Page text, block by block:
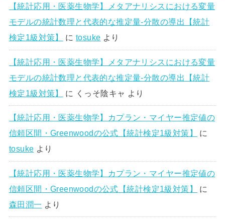
【統計応用・医薬生物学】メタアナリシスにおける変量
モデルの統計数理と代表的な推定量-分散の導出【統計
検定1級対策】
にtosuke より
【統計応用・医薬生物学】メタアナリシスにおける変量
モデルの統計数理と代表的な推定量-分散の導出【統計
検定1級対策】
に くっそ陰キャ より
【統計応用・医薬生物学】カプラン・マイヤー推定値の
信頼区間・Greenwoodの公式【統計検定1級対策】
に
tosuke より
【統計応用・医薬生物学】カプラン・マイヤー推定値の
信頼区間・Greenwoodの公式【統計検定1級対策】
に
森田潤一 より